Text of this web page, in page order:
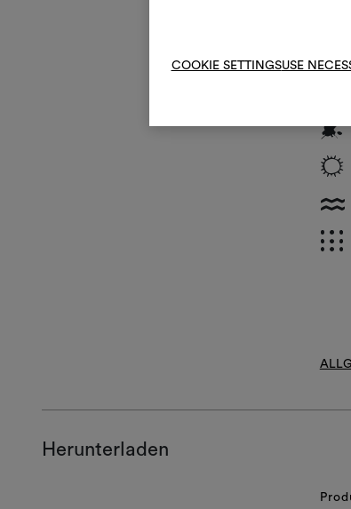
COOKIE SETTINGSUSE R
?
i
l
p
Herunterladen